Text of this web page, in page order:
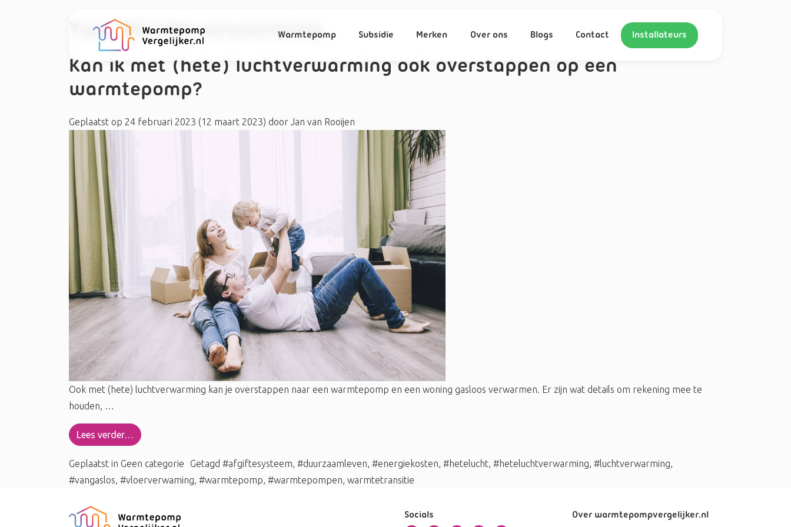
Warmtepomp Subsidie Merken Over ons Blogs Contact Installateurs
Tag:#luchtverwarming
Kan ik met (hete) luchtverwarming ook overstappen op een
warmtepomp?
Geplaatst op 24 februari 2023 (12 maart 2023) door Jan van Rooijen
Ook met (hete) luchtverwarming kan je overstappen naar een warmtepomp en een woning gasloos verwarmen. Er zijn wat details om rekening mee te
houden, …
Lees verder…
Geplaatst in Geen categorie Getagd #afgiftesysteem, #duurzaamleven, #energiekosten, #hetelucht, #heteluchtverwarming, #luchtverwarming,
#vangaslos, #vloerverwaming, #warmtepomp, #warmtepompen, warmtetransitie
Socials Over warmtepompvergelijker.nl